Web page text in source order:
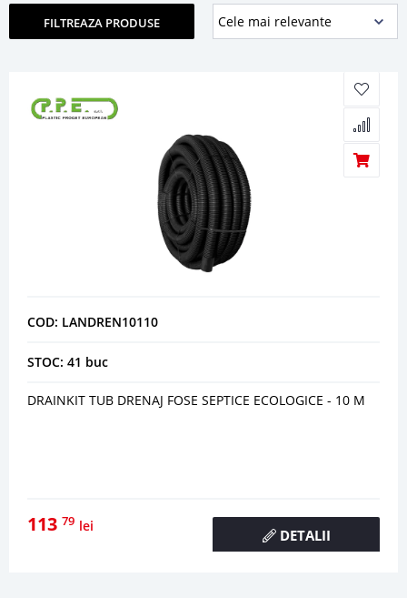
FILTREAZA PRODUSE
COD: LANDREN10110
STOC: 41 buc
DRAINKIT TUB DRENAJ FOSE SEPTICE ECOLOGICE - 10 M
113 79 lei
DETALII